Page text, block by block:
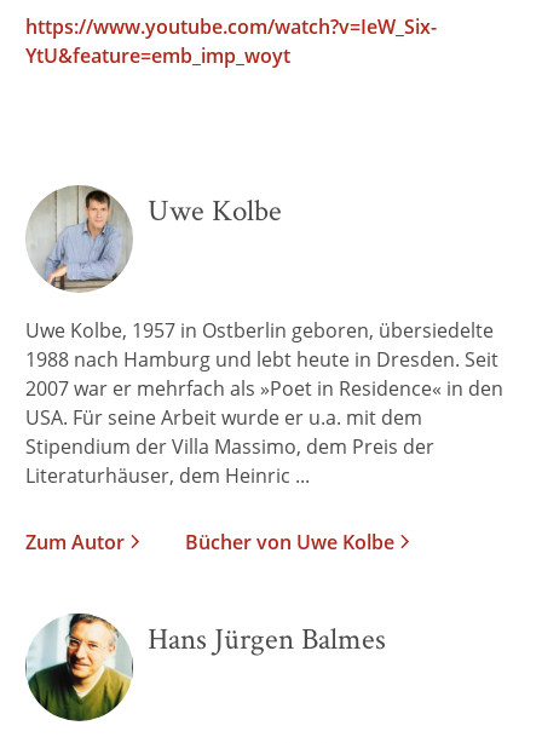
https://www.youtube.com/watch?v=IeW_Six-
YtU&feature=emb_imp_woyt
Uwe Kolbe
Uwe Kolbe, 1957 in Ostberlin geboren, übersiedelte
1988 nach Hamburg und lebt heute in Dresden. Seit
2007 war er mehrfach als »Poet in Residence« in den
USA. Für seine Arbeit wurde er u.a. mit dem
Stipendium der Villa Massimo, dem Preis der
Literaturhäuser, dem Heinric ...
Zum Autor Bücher von Uwe Kolbe
Hans Jürgen Balmes